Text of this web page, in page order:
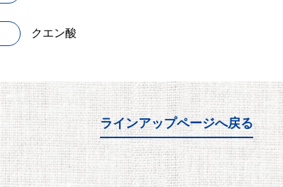
クエン酸
ラインアップページへ戻る